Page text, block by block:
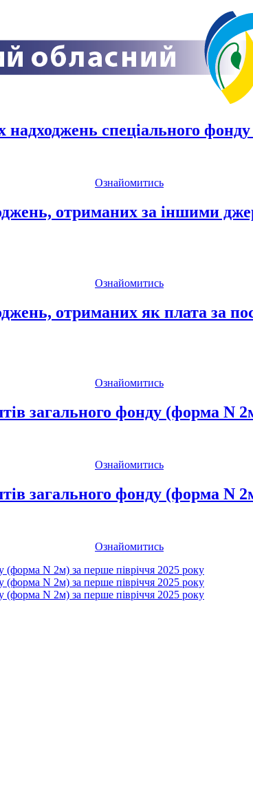
спеціального
Ознайомитись
отриманих за іншими
Ознайомитись
отриманих як плата за
Ознайомитись
загального фонду (форма N
Ознайомитись
загального фонду (форма N
Ознайомитись
(форма N 2м) за перше півріччя 2025 року
(форма N 2м) за перше півріччя 2025 року
(форма N 2м) за перше півріччя 2025 року